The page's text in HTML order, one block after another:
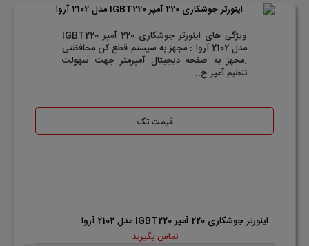
ویژگی های اینورتر جوشکاری 220 آمپر IGBT220
مدل 2102 آروا : مجهز به سیستم قطع کن محافظتی
.مجهز به صفحه دیجیتال آمپرمتر جهت سهولت
تنظیم آمپر خ..
قیمت تک
اینورتر جوشکاری 220 آمپر IGBT220 مدل 2102 آروا
تماس بگیرید